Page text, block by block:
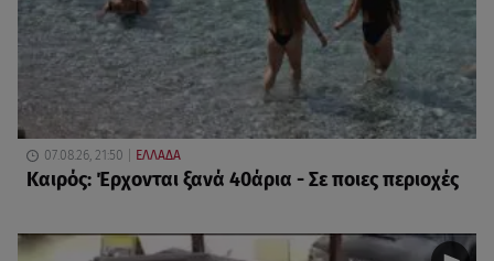
07.08.26, 21:50 ΕΛΛΑΔΑ
Καιρός: Έρχονται ξανά 40άρια - Σε ποιες περιοχές